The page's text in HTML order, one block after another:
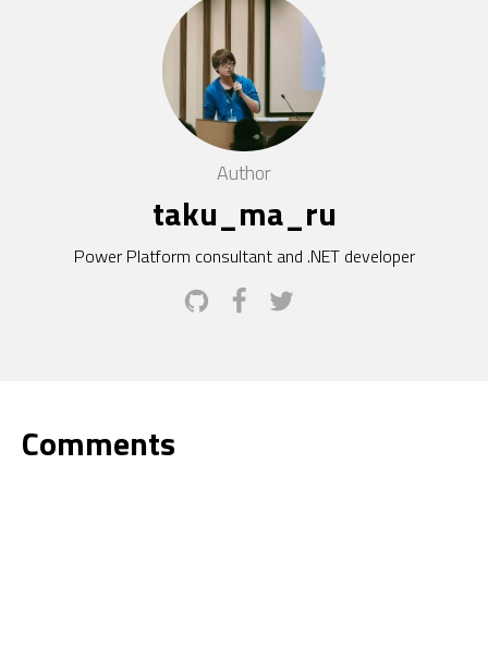
Author
taku_ma_ru
Power Platform consultant and .NET developer
Comments